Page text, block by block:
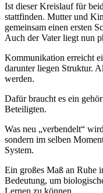
Ist dieser Kreislauf für
stattfinden. Mutter und
gemeinsam einen ersten
Auch der Vater liegt nun
Kommunikation erreicht
darunter liegen Struktur.
werden.
Dafür braucht es ein
Beteiligten.
Was neu „verbendelt“
sondern im selben
System.
Ein großes Maß an Ruhe
Bedeutung, um
Lernen zu können.